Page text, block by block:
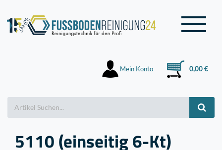
Mein Konto 0,00 €
5110 (einseitig 6-Kt)